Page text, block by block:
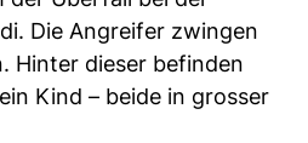
Die Angreifer zwingen
Hinter dieser befinden
Kind – beide in grosser